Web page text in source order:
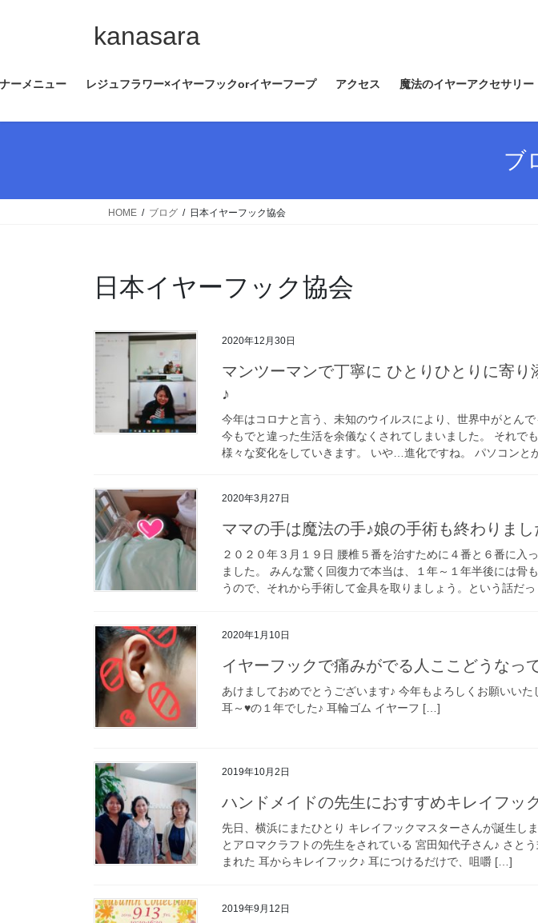
ツ
ス
シ
ン
kanasara
ーメニュー レジュフラワー×イヤーフックorイヤーフープ アクセス 魔法のイヤーアクセサ
ブ
HOME ブログ 日本イヤーフック協会
日本イヤーフック協会
2020年12月30日
マンツーマンで丁寧に ひとりひとりに寄り
♪
今年はコロナと言う、未知のウイルスにより、世界中がとんで
今もでと違った生活を余儀なくされてしまいました。 それで
様々な変化をしていきます。 いや…進化ですね。 パソコンと
2020年3月27日
ママの手は魔法の手♪娘の手術も終わりまし
２０２０年３月１９日 腰椎５番を治すために４番と６番に入
ました。 みんな驚く回復力で本当は、１年～１年半後には骨
うので、それから手術して金具を取りましょう。という話だ
2020年1月10日
イヤーフックで痛みがでる人ここどうなっ
あけましておめでとうございます♪ 今年もよろしくお願いい
耳～♥️の１年でした♪ 耳輪ゴム イヤーフ […]
2019年10月2日
ハンドメイドの先生におすすめキレイフッ
先日、横浜にまたひとり キレイフックマスターさんが誕生し
とアロマクラフトの先生をされている 宮田知代子さん♪ さと
まれた 耳からキレイフック♪ 耳につけるだけで、咀嚼 […]
2019年9月12日